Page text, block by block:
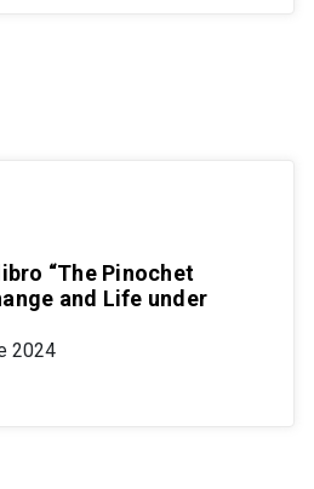
“The Pinochet
and Life under
2024